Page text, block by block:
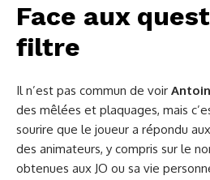
Face aux
filtre
Il n’est pas commun de voir
des mêlées et plaquages, mais
sourire que le joueur a répondu
des animateurs, y compris sur le
obtenues aux JO ou sa vie